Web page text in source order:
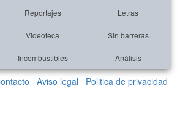
Reportajes Letras
Videoteca Sin barreras
Incombustibles Análisis
Aviso legal Politica de privacidad